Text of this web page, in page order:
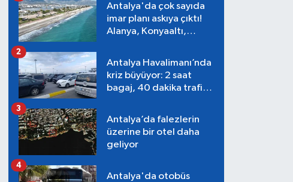
Antalya'da çok sayıda
imar planı askıya çıktı!
Alanya, Konyaaltı,
Antalya Havalimanı’nda
kriz büyüyor: 2 saat
bagaj, 40 dakika trafik,
2
Antalya’da falezlerin
üzerine bir otel daha
geliyor
3
Antalya'da otobüs
4